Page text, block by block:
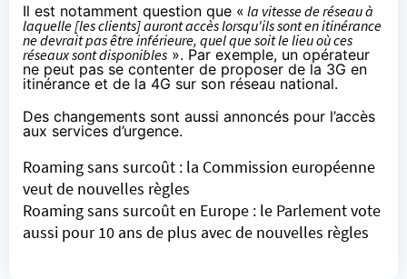
Il est notamment question que « la vitesse de réseau à
laquelle [les clients] auront accès lorsqu'ils sont en itinérance
ne devrait pas être inférieure, quel que soit le lieu où ces
réseaux sont disponibles ». Par exemple, un opérateur
ne peut pas se contenter de proposer de la 3G en
itinérance et de la 4G sur son réseau national.
Des changements sont aussi annoncés pour l’accès
aux services d’urgence.
Roaming sans surcoût : la Commission européenne
veut de nouvelles règles
Roaming sans surcoût en Europe : le Parlement vote
aussi pour 10 ans de plus avec de nouvelles règles